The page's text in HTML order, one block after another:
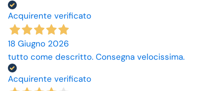
Acquirente verificato
18 Giugno 2026
tutto come descritto. Consegna velocissima.
Acquirente verificato